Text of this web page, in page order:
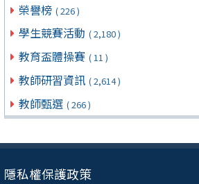
榮譽榜 ( 226 )
學生競賽活動 ( 2,180 )
教育盃體操賽 ( 11 )
教師研習資訊 ( 2,614 )
教師甄選 ( 266 )
隱私權保護政策